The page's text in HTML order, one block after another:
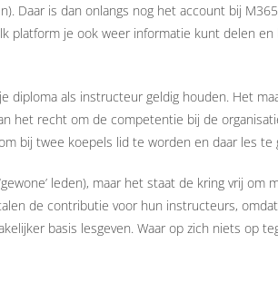
Daar is dan onlangs nog het account bij
platform je ook weer informatie kunt delen
diploma als instructeur geldig houden. Het
het recht om de competentie bij de
bij twee koepels lid te worden en daar les te
leden), maar het staat de kring vrij
de contributie voor hun instructeurs,
basis lesgeven. Waar op zich niets op